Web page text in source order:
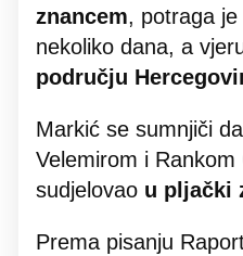
znancem, potraga
nekoliko dana, a
području
Markić se sumnjiči
Velemirom i Rankom
sudjelovao u pljački
Prema pisanju